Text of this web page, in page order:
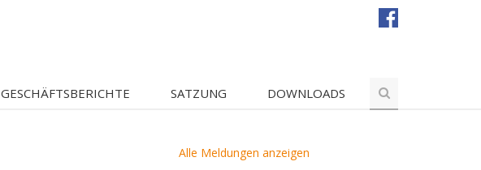
GESCHÄFTSBERICHTE SATZUNG DOWNLOADS
Alle Meldungen anzeigen